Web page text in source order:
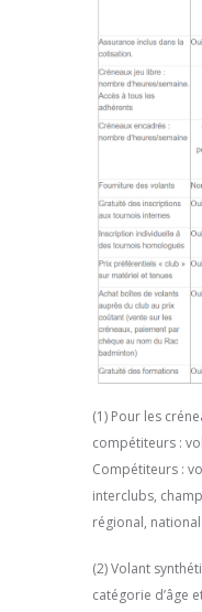
(1) Pour les
compétiteurs :
Compétiteurs :
interclubs,
régional,
(2) Volant
catégorie d’âge